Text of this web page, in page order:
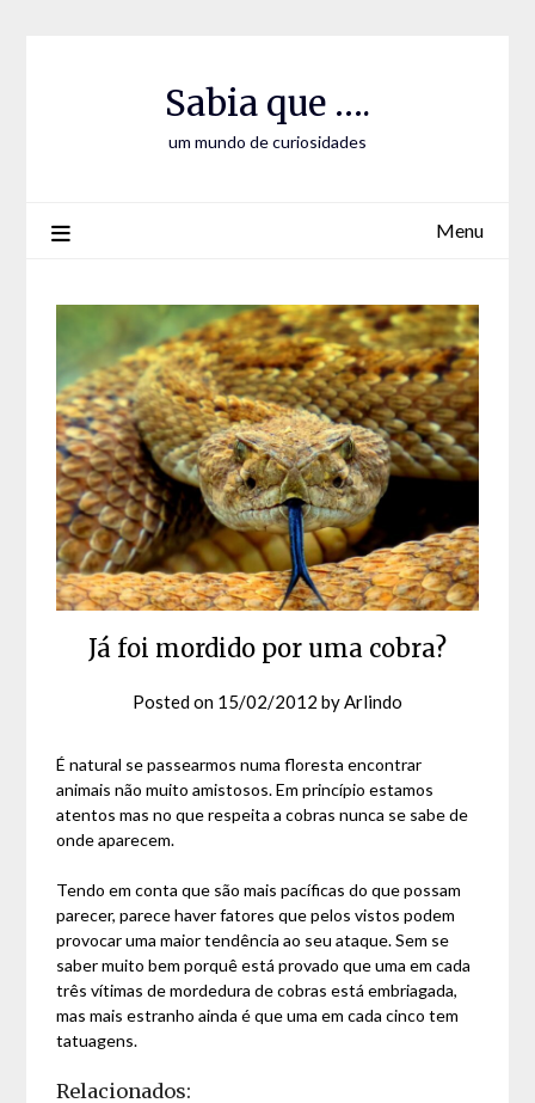
Sabia que ….
um mundo de curiosidades
Menu
Já foi mordido por uma cobra?
Posted on 15/02/2012 byArlindo
É natural se passearmos numa floresta encontrar
animais não muito amistosos. Em princípio estamos
atentos mas no que respeita a cobras nunca se sabe de
onde aparecem.
Tendo em conta que são mais pacíficas do que possam
parecer, parece haver fatores que pelos vistos podem
provocar uma maior tendência ao seu ataque. Sem se
saber muito bem porquê está provado que uma em cada
três vítimas de mordedura de cobras está embriagada,
mas mais estranho ainda é que uma em cada cinco tem
tatuagens.
Relacionados: